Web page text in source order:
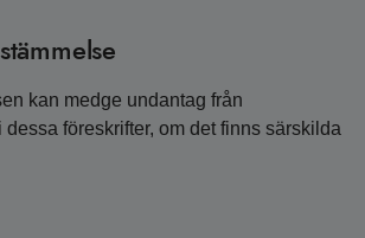
kan medge undantag från
dessa föreskrifter, om det finns särskilda